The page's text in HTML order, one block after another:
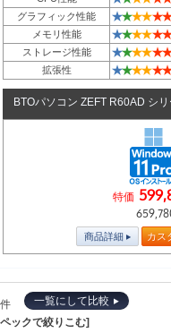
グラフィック性能 ★★★★★★
メモリ性能 ★★★★★★
ストレージ性能 ★★★★★★
拡張性 ★★★★★★
BTOパソコン ZEFT R60AD シ
特価
商品詳細 カス
件
一覧にして比較
ックで絞りこむ]